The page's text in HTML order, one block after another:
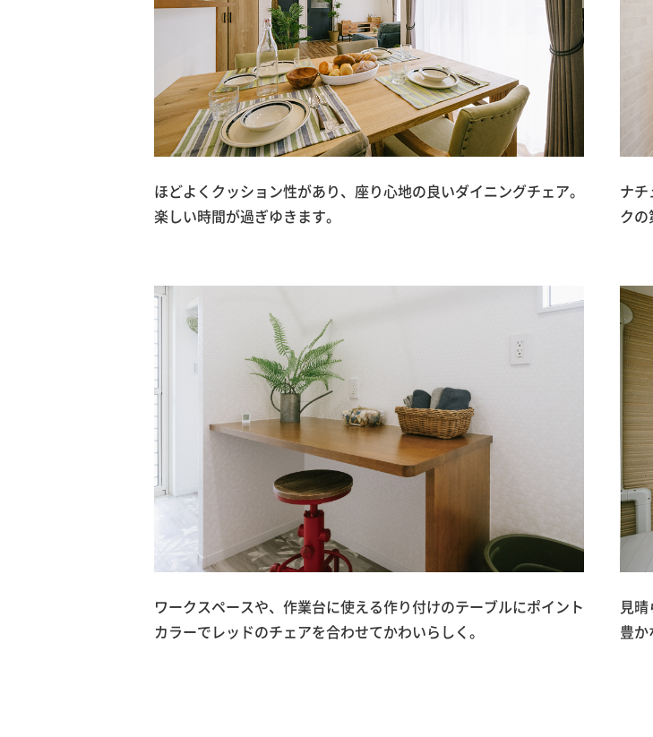
ほどよくクッション性があり、座り心地の良いダイニングチェア。
楽しい時間が過ぎゆきます。
ナ
クの
ワークスペースや、作業台に使える作り付けのテーブルにポイント
カラーでレッドのチェアを合わせてかわいらしく。
見
豊か